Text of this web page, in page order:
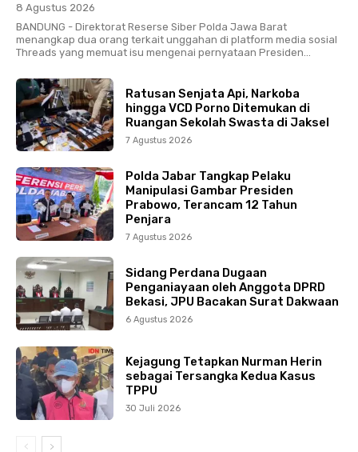
8 Agustus 2026
BANDUNG - Direktorat Reserse Siber Polda Jawa Barat
menangkap dua orang terkait unggahan di platform media sosial
Threads yang memuat isu mengenai pernyataan Presiden...
Ratusan Senjata Api, Narkoba
hingga VCD Porno Ditemukan di
Ruangan Sekolah Swasta di Jaksel
7 Agustus 2026
Polda Jabar Tangkap Pelaku
Manipulasi Gambar Presiden
Prabowo, Terancam 12 Tahun
Penjara
7 Agustus 2026
Sidang Perdana Dugaan
Penganiayaan oleh Anggota DPRD
Bekasi, JPU Bacakan Surat Dakwaan
6 Agustus 2026
Kejagung Tetapkan Nurman Herin
sebagai Tersangka Kedua Kasus
TPPU
30 Juli 2026